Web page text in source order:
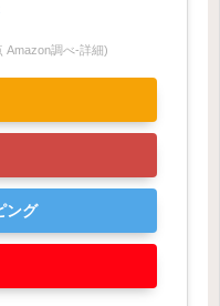
Amazon調べ-詳細)
ング